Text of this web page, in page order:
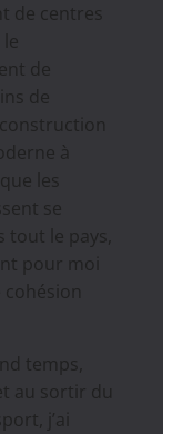
de centres
de
de
à
les
se
le pays,
pour moi
temps,
au sortir du
j’ai